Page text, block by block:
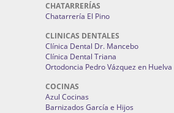
CHATARRERÍAS
Chatarrería El Pino
CLINICAS DENTALES
Clínica Dental Dr. Mancebo
Clínica Dental Triana
Ortodoncia Pedro Vázquez en Huelva
COCINAS
Azul Cocinas
Barnizados García e Hijos